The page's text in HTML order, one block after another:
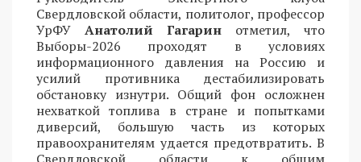
Свердловской области, политолог, профессор
УрФУ Анатолий Гагарин отметил, что
Выборы-2026 проходят в условиях
информационного давления на Россию и
усилий противника дестабилизировать
обстановку изнутри. Общий фон осложнен
нехваткой топлива в стране и попытками
диверсий, большую часть из которых
правоохранителям удается предотвратить. В
Свердловской области к общим